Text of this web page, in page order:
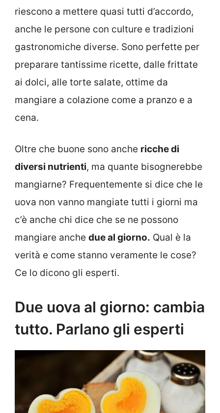
riescono a mettere quasi tutti d’accordo,
anche le persone con culture e tradizioni
gastronomiche diverse. Sono perfette per
preparare tantissime ricette, dalle frittate
ai dolci, alle torte salate, ottime da
mangiare a colazione come a pranzo e a
cena.
Oltre che buone sono anche ricche di
diversi nutrienti, ma quante bisognerebbe
mangiarne? Frequentemente si dice che le
uova non vanno mangiate tutti i giorni ma
c’è anche chi dice che se ne possono
mangiare anche due al giorno. Qual è la
verità e come stanno veramente le cose?
Ce lo dicono gli esperti.
Due uova al giorno: cambia
tutto. Parlano gli esperti